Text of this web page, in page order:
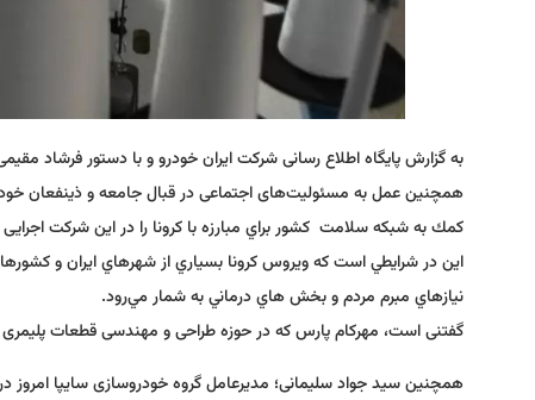
به گزارش پایگاه اطلاع رسانی شرکت ایران خودرو و با دستور فرشاد
كمك به شبكه سلامت كشور براي مبارزه با كرونا را در این شرکت
این در شرايطي است كه ويروس كرونا بسياري از شهرهاي ايران و
نيازهاي مبرم مردم و بخش هاي درماني به شمار مي‌رود.
گفتنی است، مهرکام پارس که در حوزه طراحی و مهندسی قطعات
همچنین سید جواد سلیمانی؛ مدیرعامل گروه خودروسازی سایپا